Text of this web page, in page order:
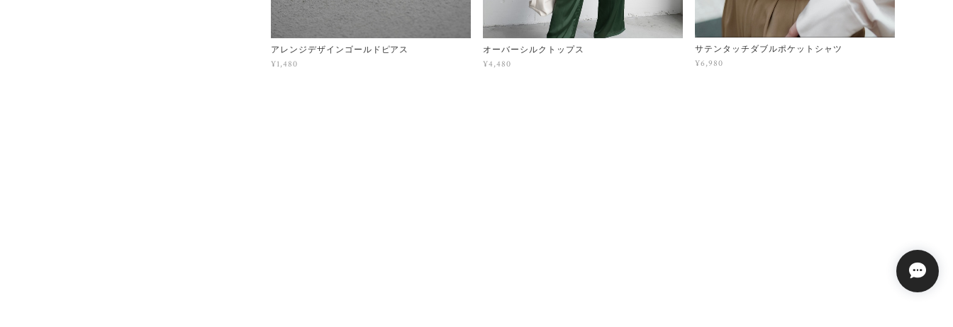
アレンジデザインゴールドピアス
¥1,480
オーバーシルクトップス
¥4,480
サテンタッチダブルポケットシャツ
¥6,980